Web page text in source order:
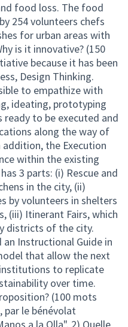
food loss. The food
254 volunteers chefs
for urban areas with
is it innovative? (150
because it has been
Design Thinking.
to empathize with
ideating, prototyping
to be executed and
along the way of
the Execution
within the existing
3 parts: (i) Rescue and
in the city, (ii)
by volunteers in shelters
(iii) Itinerant Fairs, which
districts of the city.
an Instructional Guide in
that allow the next
to replicate
over time.
(100 mots
par le bénévolat